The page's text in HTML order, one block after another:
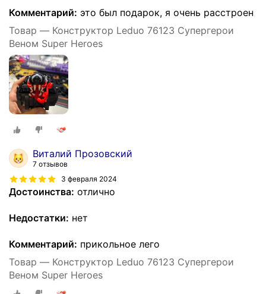
Комментарий: это был подарок, я очень расстроен
Товар — Конструктор Leduo 76123 Супергерои
Веном Super Heroes
Виталий Прозовский
7 отзывов
3 февраля 2024
Достоинства: отлично
Недостатки: нет
Комментарий: прикольное лего
Товар — Конструктор Leduo 76123 Супергерои
Веном Super Heroes